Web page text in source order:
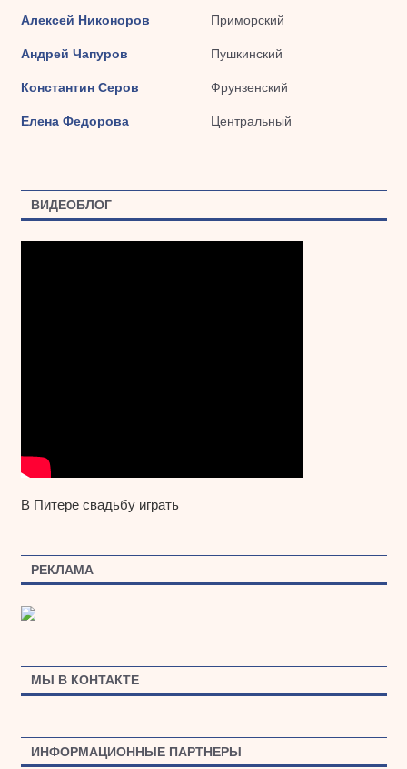
Алексей Никоноров Приморский
Андрей Чапуров Пушкинский
Константин Серов Фрунзенский
Елена Федорова Центральный
ВИДЕОБЛОГ
В Питере свадьбу играть
РЕКЛАМА
МЫ В КОНТАКТЕ
ИНФОРМАЦИОННЫЕ ПАРТНЕРЫ